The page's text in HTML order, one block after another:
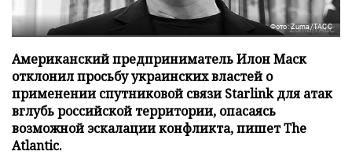
Фото: Zuma/ТАСС
Американский предприниматель Илон Маск
отклонил просьбу украинских властей о
применении спутниковой связи Starlink для атак
вглубь российской территории, опасаясь
возможной эскалации конфликта, пишет The
Atlantic.